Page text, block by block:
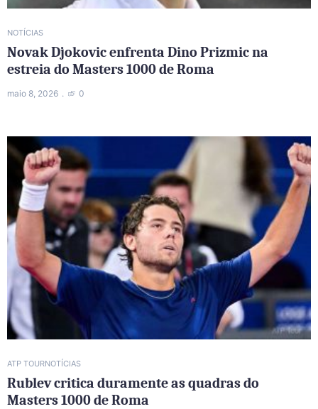
NOTÍCIAS
Novak Djokovic enfrenta Dino Prizmic na
estreia do Masters 1000 de Roma
maio 8, 2026 0
ATP TOURNOTÍCIAS
Rublev critica duramente as quadras do
Masters 1000 de Roma